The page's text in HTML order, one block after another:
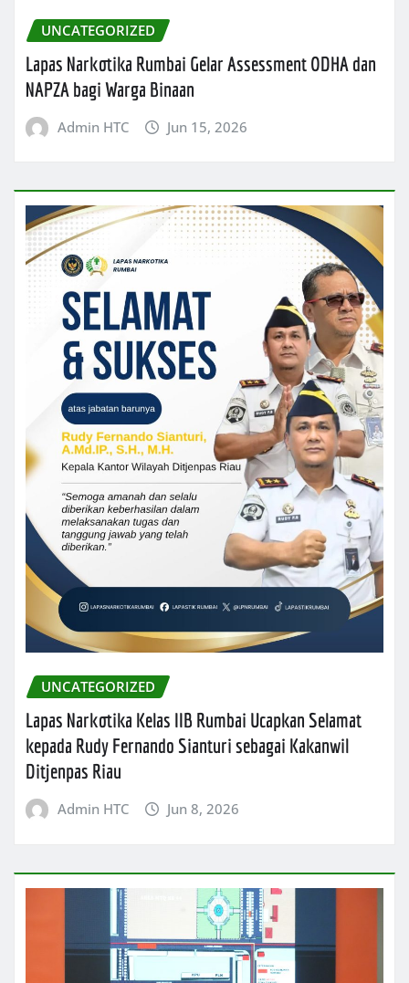
UNCATEGORIZED
Lapas Narkotika Rumbai Gelar Assessment ODHA dan
NAPZA bagi Warga Binaan
Admin HTC Jun 15, 2026
UNCATEGORIZED
Lapas Narkotika Kelas IIB Rumbai Ucapkan Selamat
kepada Rudy Fernando Sianturi sebagai Kakanwil
Ditjenpas Riau
Admin HTC Jun 8, 2026